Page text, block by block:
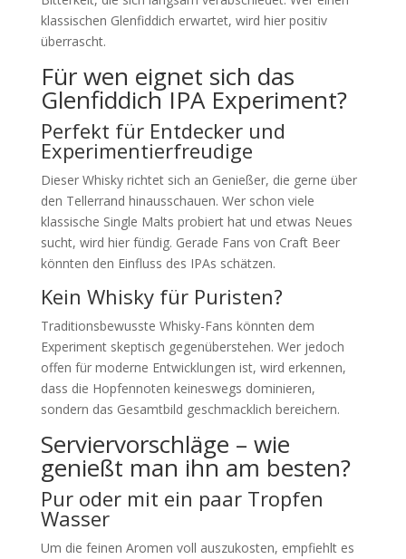
klassischen Glenfiddich erwartet, wird hier positiv
überrascht.
Für wen eignet sich das
Glenfiddich IPA Experiment?
Perfekt für Entdecker und
Experimentierfreudige
Dieser Whisky richtet sich an Genießer, die gerne über
den Tellerrand hinausschauen. Wer schon viele
klassische Single Malts probiert hat und etwas Neues
sucht, wird hier fündig. Gerade Fans von Craft Beer
könnten den Einfluss des IPAs schätzen.
Kein Whisky für Puristen?
Traditionsbewusste Whisky-Fans könnten dem
Experiment skeptisch gegenüberstehen. Wer jedoch
offen für moderne Entwicklungen ist, wird erkennen,
dass die Hopfennoten keineswegs dominieren,
sondern das Gesamtbild geschmacklich bereichern.
Serviervorschläge – wie
genießt man ihn am besten?
Pur oder mit ein paar Tropfen
Wasser
Um die feinen Aromen voll auszukosten, empfiehlt es